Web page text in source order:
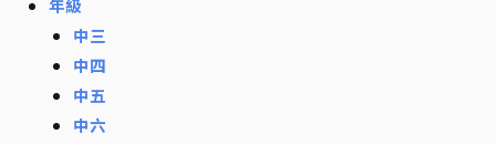
年級
中三
中四
中五
中六